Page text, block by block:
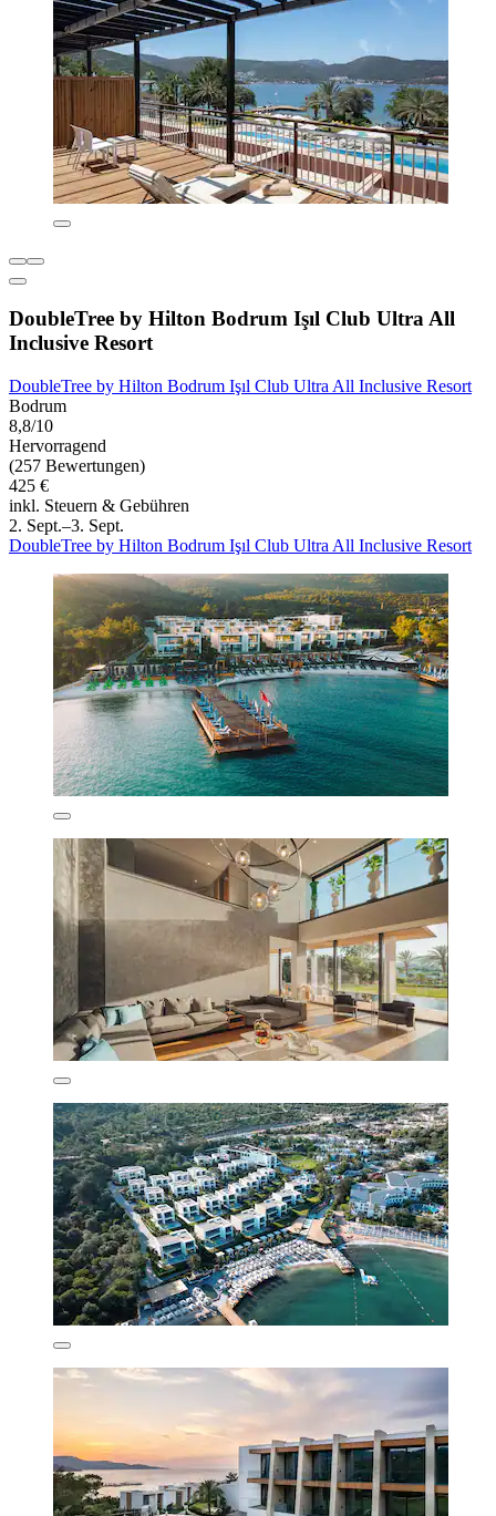
DoubleTree by Hilton Bodrum Işıl Club Ultra All
Inclusive Resort
DoubleTree by Hilton Bodrum Işıl Club Ultra All Inclusive Resort
Bodrum
8,8/10
Hervorragend
(257 Bewertungen)
425 €
inkl. Steuern & Gebühren
2. Sept.–3. Sept.
DoubleTree by Hilton Bodrum Işıl Club Ultra All Inclusive Resort